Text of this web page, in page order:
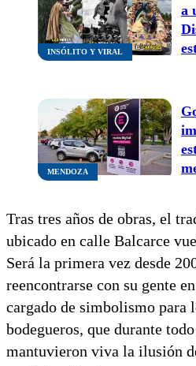
INSÓLITO Y VIRAL
a
MENDOZA
Tras tres años de obras, el
ubicado en calle Balcarce
Será la primera vez desde
reencontrarse con su gente
cargado de simbolismo para
bodegueros, que durante
mantuvieron viva la ilusión